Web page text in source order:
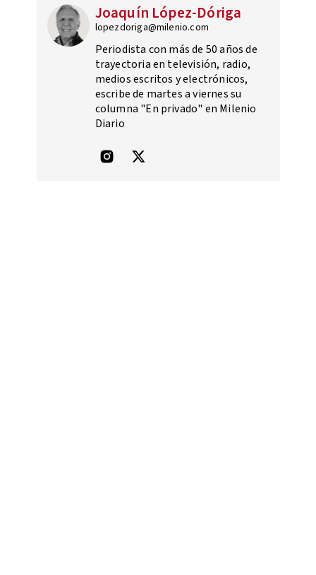
Joaquín López-Dóriga
lopezdoriga@milenio.com
Periodista con más de 50 años de
trayectoria en televisión, radio,
medios escritos y electrónicos,
escribe de martes a viernes su
columna "En privado" en Milenio
Diario